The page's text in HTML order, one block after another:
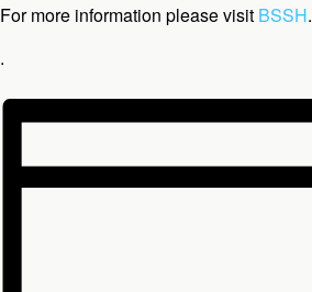
For more information please visit BSSH.
.